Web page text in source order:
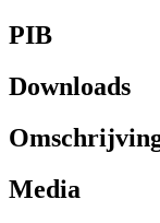
PIB
Downloads
Media